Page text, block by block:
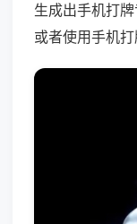
生成出手机打
或者使用手机打